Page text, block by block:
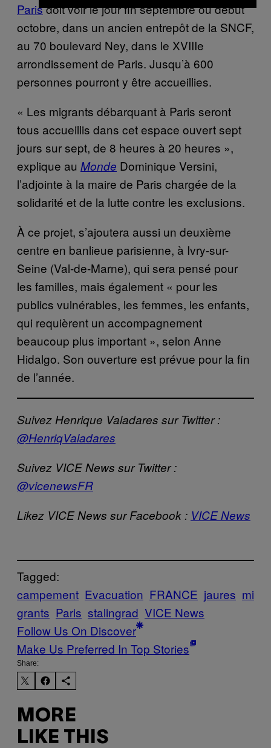
Parisdoit voir le jour fin septembre ou début
octobre, dans un ancien entrepôt de la SNCF,
au 70 boulevard Ney, dans le XVIIIe
arrondissement de Paris. Jusqu’à 600
personnes pourront y être accueillies.
« Les migrants débarquant à Paris seront
tous accueillis dans cet espace ouvert sept
jours sur sept, de 8 heures à 20 heures »,
explique au Monde Dominique Versini,
l’adjointe à la maire de Paris chargée de la
solidarité et de la lutte contre les exclusions.
À ce projet, s’ajoutera aussi un deuxième
centre en banlieue parisienne, à Ivry-sur-
Seine (Val-de-Marne), qui sera pensé pour
les familles, mais également « pour les
publics vulnérables, les femmes, les enfants,
qui requièrent un accompagnement
beaucoup plus important », selon Anne
Hidalgo. Son ouverture est prévue pour la fin
de l’année.
Suivez Henrique Valadares sur Twitter :
@HenriqValadares
Suivez VICE News sur Twitter :
@vicenewsFR
Likez VICE News sur Facebook : VICE News
Tagged:
campement Evacuation FRANCE jaures mi
grants Paris stalingrad VICE News
Follow Us On Discover
Make Us Preferred In Top Stories
Share:
MORE
LIKE THIS